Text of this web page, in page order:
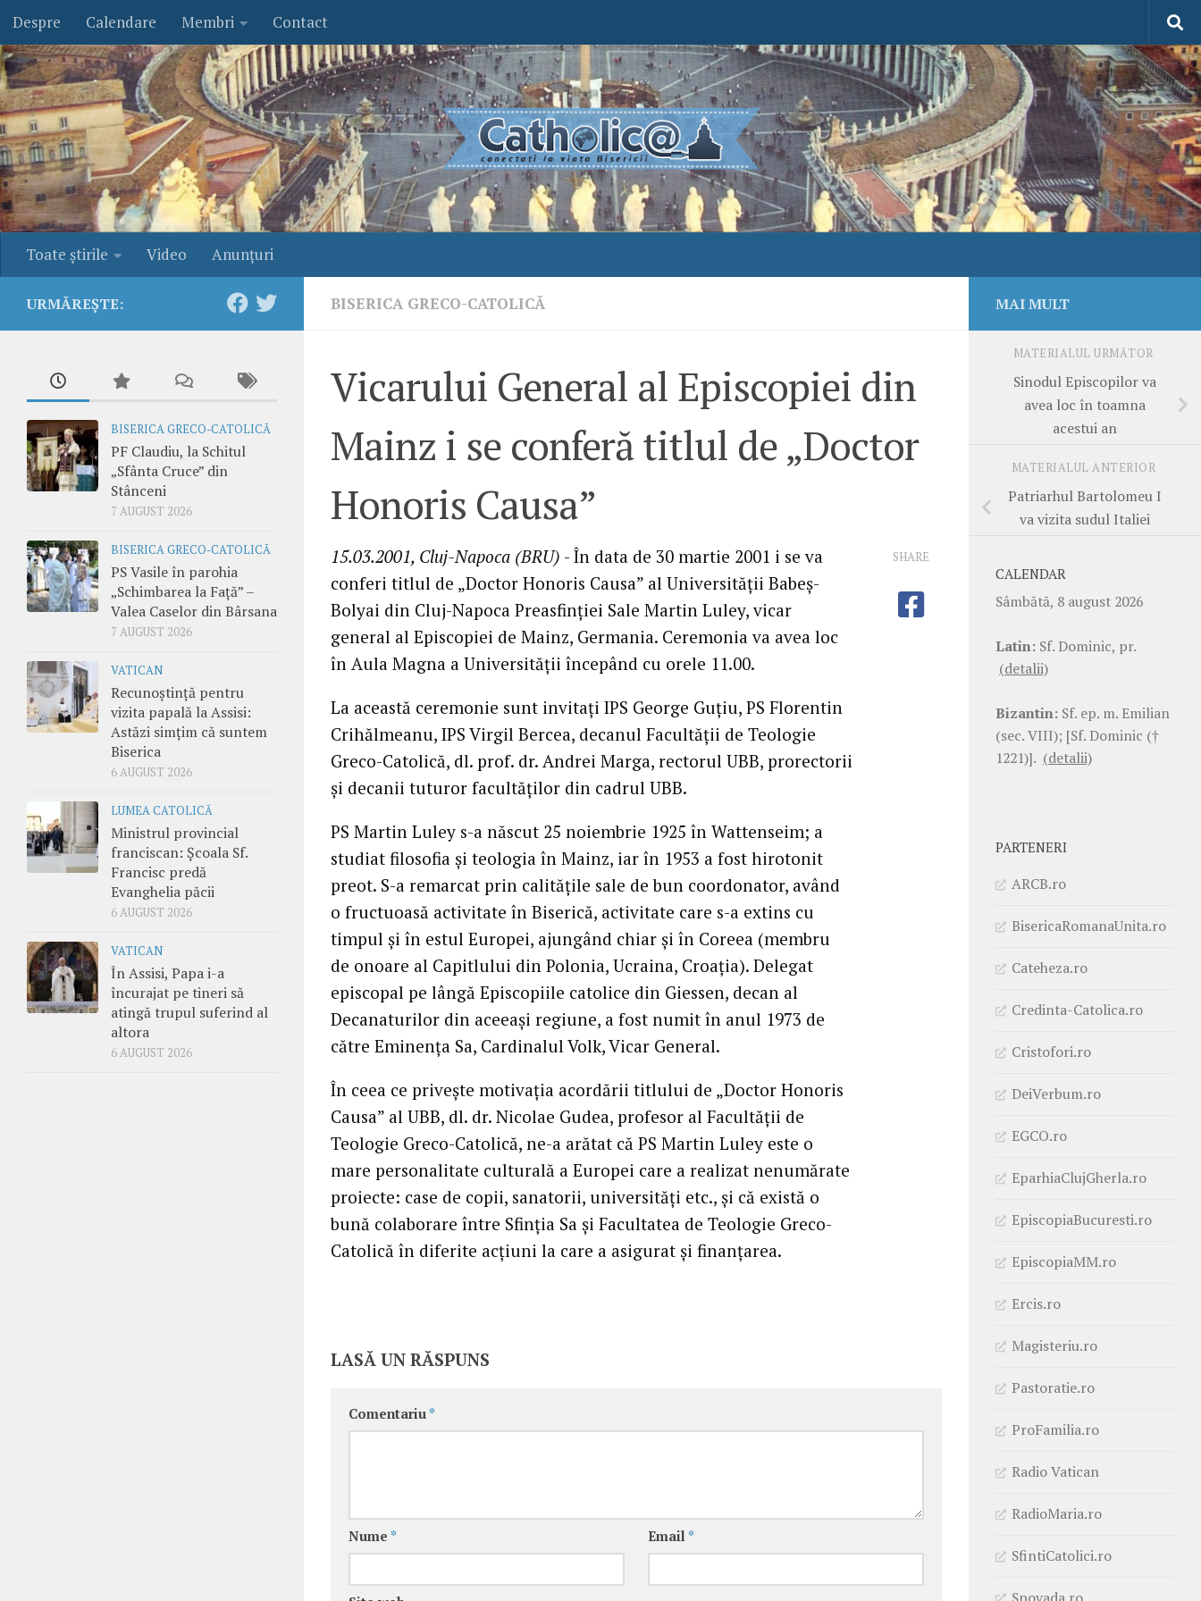
Skip to content
Despre Calendare Membri Contact
Toate ştirile Video Anunţuri
BISERICA GRECO-CATOLICĂ
Vicarului General al Episcopiei din
Mainz i se conferă titlul de „Doctor
Honoris Causa”
15.03.2001, Cluj-Napoca (BRU) - În data de 30 martie 2001 i se va
conferi titlul de „Doctor Honoris Causa” al Universităţii Babeş-
Bolyai din Cluj-Napoca Preasfinţiei Sale Martin Luley, vicar
general al Episcopiei de Mainz, Germania. Ceremonia va avea loc
în Aula Magna a Universităţii începând cu orele 11.00.
La această ceremonie sunt invitaţi IPS George Guţiu, PS Florentin
Crihălmeanu, IPS Virgil Bercea, decanul Facultăţii de Teologie
Greco-Catolică, dl. prof. dr. Andrei Marga, rectorul UBB, prorectorii
şi decanii tuturor facultăţilor din cadrul UBB.
PS Martin Luley s-a născut 25 noiembrie 1925 în Wattenseim; a
studiat filosofia şi teologia în Mainz, iar în 1953 a fost hirotonit
preot. S-a remarcat prin calităţile sale de bun coordonator, având
o fructuoasă activitate în Biserică, activitate care s-a extins cu
timpul şi în estul Europei, ajungând chiar şi în Coreea (membru
de onoare al Capitlului din Polonia, Ucraina, Croaţia). Delegat
episcopal pe lângă Episcopiile catolice din Giessen, decan al
Decanaturilor din aceeaşi regiune, a fost numit în anul 1973 de
către Eminenţa Sa, Cardinalul Volk, Vicar General.
În ceea ce priveşte motivaţia acordării titlului de „Doctor Honoris
Causa” al UBB, dl. dr. Nicolae Gudea, profesor al Facultăţii de
Teologie Greco-Catolică, ne-a arătat că PS Martin Luley este o
mare personalitate culturală a Europei care a realizat nenumărate
proiecte: case de copii, sanatorii, universităţi etc., şi că există o
bună colaborare între Sfinţia Sa şi Facultatea de Teologie Greco-
Catolică în diferite acţiuni la care a asigurat şi finanţarea.
SHARE
LASĂ UN RĂSPUNS
Comentariu *
Nume * Email *
URMĂREȘTE:
BISERICA GRECO-CATOLICĂ
PF Claudiu, la Schitul
„Sfânta Cruce” din
Stânceni
7 AUGUST 2026
BISERICA GRECO-CATOLICĂ
PS Vasile în parohia
„Schimbarea la Față” –
Valea Caselor din Bârsana
7 AUGUST 2026
VATICAN
Recunoștință pentru
vizita papală la Assisi:
Astăzi simțim că suntem
Biserica
6 AUGUST 2026
LUMEA CATOLICĂ
Ministrul provincial
franciscan: Școala Sf.
Francisc predă
Evanghelia păcii
6 AUGUST 2026
VATICAN
În Assisi, Papa i-a
încurajat pe tineri să
atingă trupul suferind al
altora
6 AUGUST 2026
MAI MULT
MATERIALUL URMĂTOR
Sinodul Episcopilor va
avea loc în toamna
acestui an
MATERIALUL ANTERIOR
Patriarhul Bartolomeu I
va vizita sudul Italiei
CALENDAR
Sâmbătă, 8 august 2026
Latin: Sf. Dominic, pr.
(detalii)
Bizantin: Sf. ep. m. Emilian
(sec. VIII); [Sf. Dominic (†
1221)]. (detalii)
PARTENERI
ARCB.ro
BisericaRomanaUnita.ro
Cateheza.ro
Credinta-Catolica.ro
Cristofori.ro
DeiVerbum.ro
EGCO.ro
EparhiaClujGherla.ro
EpiscopiaBucuresti.ro
EpiscopiaMM.ro
Ercis.ro
Magisteriu.ro
Pastoratie.ro
ProFamilia.ro
Radio Vatican
RadioMaria.ro
SfintiCatolici.ro